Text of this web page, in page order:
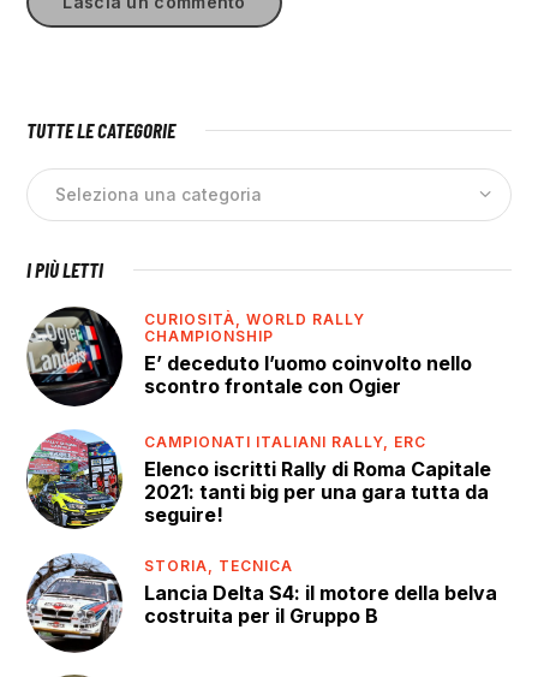
TUTTE LE CATEGORIE
I PIÙ LETTI
CURIOSITÀ,WORLD RALLY
CHAMPIONSHIP
E’ deceduto l’uomo coinvolto nello
scontro frontale con Ogier
CAMPIONATI ITALIANI RALLY, ERC
Elenco iscritti Rally di Roma Capitale
2021: tanti big per una gara tutta da
seguire!
STORIA, TECNICA
Lancia Delta S4: il motore della belva
costruita per il Gruppo B